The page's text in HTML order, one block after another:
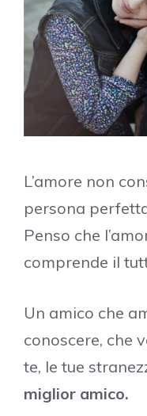
L’amore non
persona
Penso che
comprende il
Un amico che
conoscere, che
te, le tue
miglior amico.